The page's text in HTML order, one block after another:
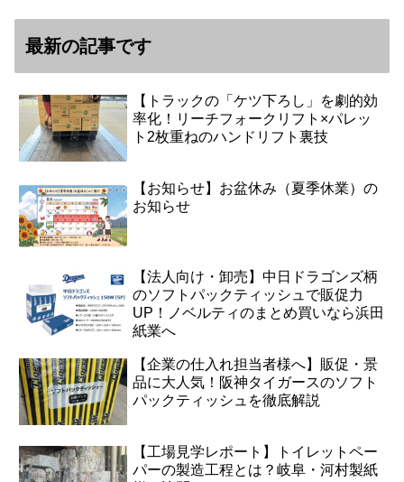
最新の記事です
【トラックの「ケツ下ろし」を劇的効
率化！リーチフォークリフト×パレッ
ト2枚重ねのハンドリフト裏技
【お知らせ】お盆休み（夏季休業）の
お知らせ
【法人向け・卸売】中日ドラゴンズ柄
のソフトパックティッシュで販促力
UP！ノベルティのまとめ買いなら浜田
紙業へ
【企業の仕入れ担当者様へ】販促・景
品に大人気！阪神タイガースのソフト
パックティッシュを徹底解説
【工場見学レポート】トイレットペー
パーの製造工程とは？岐阜・河村製紙